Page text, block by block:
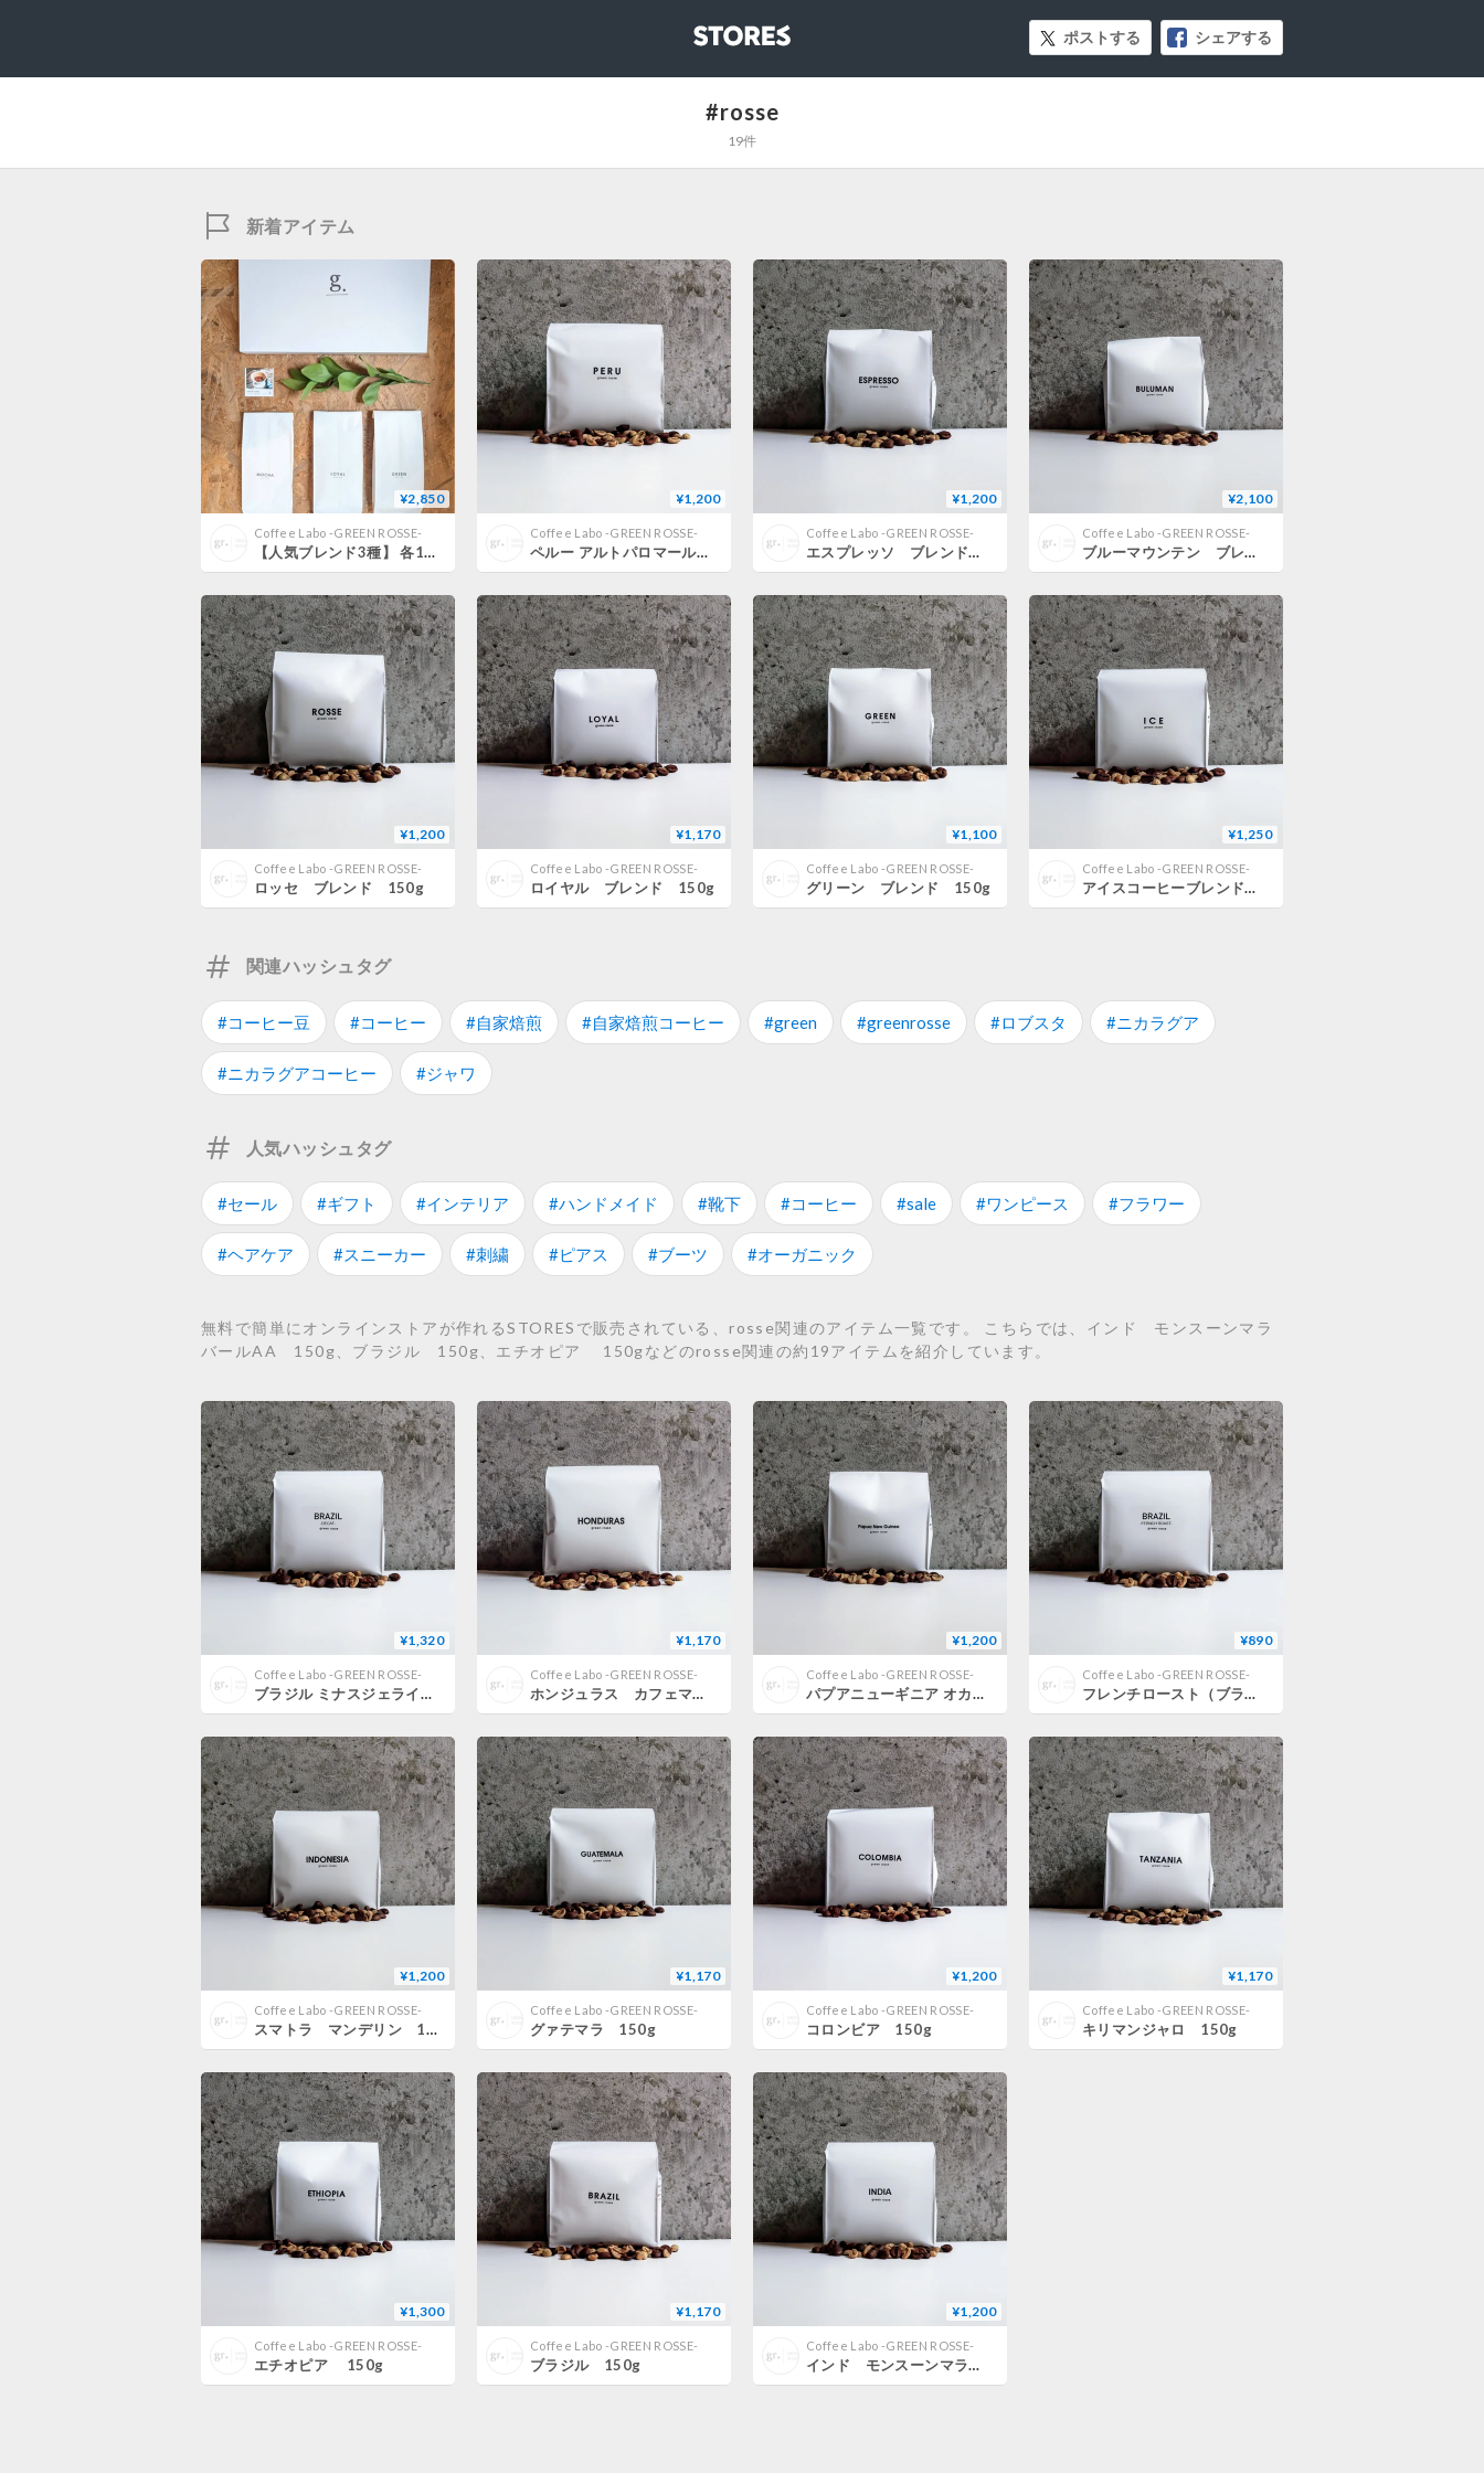
STORES ポストする シェアする
#rosse
19件
新着アイテム
¥2,850
Coffee Labo -GREEN ROSSE-
【人気ブレンド3種】 各100ｇ
¥1,200
Coffee Labo -GREEN ROSSE-
ペルー アルトパロマール 150g
¥1,200
Coffee Labo -GREEN ROSSE-
エスプレッソ ブレンド 150g
¥2,100
Coffee Labo -GREEN ROSSE-
ブルーマウンテン ブレンド 150g
¥1,200
Coffee Labo -GREEN ROSSE-
ロッセ ブレンド 150g
¥1,170
Coffee Labo -GREEN ROSSE-
ロイヤル ブレンド 150g
¥1,100
Coffee Labo -GREEN ROSSE-
グリーン ブレンド 150g
¥1,250
Coffee Labo -GREEN ROSSE-
アイスコーヒーブレンド 150g
関連ハッシュタグ
#コーヒー豆 #コーヒー #自家焙煎 #自家焙煎コーヒー #green #greenrosse #ロブスタ #ニカラグア
#ニカラグアコーヒー #ジャワ
人気ハッシュタグ
#セール #ギフト #インテリア #ハンドメイド #靴下 #コーヒー #sale #ワンピース #フラワー
#ヘアケア #スニーカー #刺繍 #ピアス #ブーツ #オーガニック
無料で簡単にオンラインストアが作れるSTORESで販売されている、rosse関連のアイテム一覧です。 こちらでは、インド モンスーンマラ
バールAA 150g、ブラジル 150g、エチオピア 150gなどのrosse関連の約19アイテムを紹介しています。
¥1,320
Coffee Labo -GREEN ROSSE-
ブラジル ミナスジェライス デカフェ 150g
¥1,170
Coffee Labo -GREEN ROSSE-
ホンジュラス カフェマルケンセ 150g
¥1,200
Coffee Labo -GREEN ROSSE-
パプアニューギニア オカパ A 150g
¥890
Coffee Labo -GREEN ROSSE-
フレンチロースト（ブラジル産珈琲使用） 150g
¥1,200
Coffee Labo -GREEN ROSSE-
スマトラ マンデリン 150g
¥1,170
Coffee Labo -GREEN ROSSE-
グァテマラ 150g
¥1,200
Coffee Labo -GREEN ROSSE-
コロンビア 150g
¥1,170
Coffee Labo -GREEN ROSSE-
キリマンジャロ 150g
¥1,300
Coffee Labo -GREEN ROSSE-
エチオピア 150g
¥1,170
Coffee Labo -GREEN ROSSE-
ブラジル 150g
¥1,200
Coffee Labo -GREEN ROSSE-
インド モンスーンマラバールAA 150g